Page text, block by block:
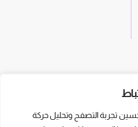
تجربة التصفح وتحليل حركة